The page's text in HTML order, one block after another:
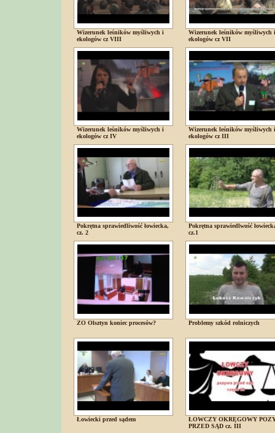
Wizerunek leśników myśliwych i
ekologów cz VIII
Wizerunek leśników myśliwych i
ekologów cz VII
Wizerunek leśników myśliwych i
ekologów cz IV
Wizerunek leśników myśliwych i
ekologów cz III
Pokrętna sprawiedliwość łowiecka,
cz. 2
Pokrętna sprawiedlwość
cz.1
ZO Olsztyn koniec procesów? Problemy szkód rolniczych
Łowiecki przed sądem
ŁOWCZY OKRĘGOWY
PRZED SĄD cz. III